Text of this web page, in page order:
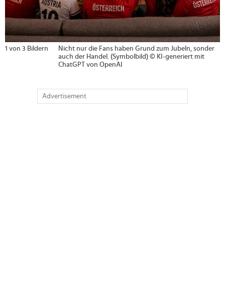
1 von 3 Bildern
Nicht nur die Fans haben Grund zum Jubeln, sonder
auch der Handel. (Symbolbild) © KI-generiert mit
ChatGPT von OpenAI
Advertisement